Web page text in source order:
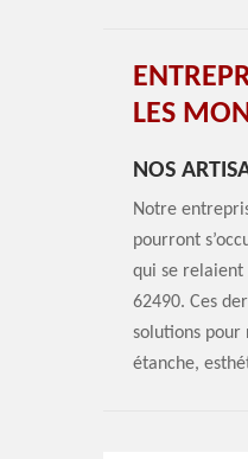
LES
NOS
Notre
pourront
qui se relaient
62490. Ces
solutions pour
étanche,